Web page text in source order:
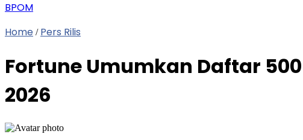
BPOM
Home / Pers Rilis
Fortune Umumkan Daftar
2026